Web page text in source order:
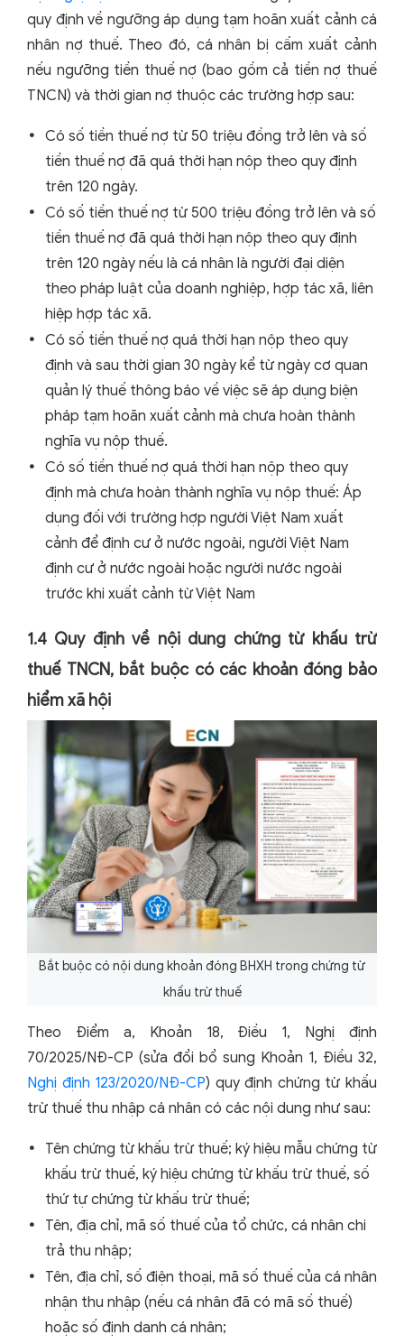
quy định về ngưỡng áp dụng tạm hoãn xuất cảnh cá
nhân nợ thuế. Theo đó, cá nhân bị cấm xuất cảnh
nếu ngưỡng tiền thuế nợ (bao gồm cả tiền nợ thuế
TNCN) và thời gian nợ thuộc các trường hợp sau:
Có số tiền thuế nợ từ 50 triệu đồng trở lên và số
tiền thuế nợ đã quá thời hạn nộp theo quy định
trên 120 ngày.
Có số tiền thuế nợ từ 500 triệu đồng trở lên và số
tiền thuế nợ đã quá thời hạn nộp theo quy định
trên 120 ngày nếu là cá nhân là người đại diện
theo pháp luật của doanh nghiệp, hợp tác xã, liên
hiệp hợp tác xã.
Có số tiền thuế nợ quá thời hạn nộp theo quy
định và sau thời gian 30 ngày kể từ ngày cơ quan
quản lý thuế thông báo về việc sẽ áp dụng biện
pháp tạm hoãn xuất cảnh mà chưa hoàn thành
nghĩa vụ nộp thuế.
Có số tiền thuế nợ quá thời hạn nộp theo quy
định mà chưa hoàn thành nghĩa vụ nộp thuế: Áp
dụng đối với trường hợp người Việt Nam xuất
cảnh để định cư ở nước ngoài, người Việt Nam
định cư ở nước ngoài hoặc người nước ngoài
trước khi xuất cảnh từ Việt Nam
1.4 Quy định về nội dung chứng từ khấu trừ
thuế TNCN, bắt buộc có các khoản đóng bảo
hiểm xã hội
Bắt buộc có nội dung khoản đóng BHXH trong chứng từ
khấu trừ thuế
Theo Điểm a, Khoản 18, Điều 1, Nghị định
70/2025/NĐ-CP (sửa đổi bổ sung Khoản 1, Điều 32,
Nghị định 123/2020/NĐ-CP) quy định chứng từ khấu
trừ thuế thu nhập cá nhân có các nội dung như sau:
Tên chứng từ khấu trừ thuế; ký hiệu mẫu chứng từ
khấu trừ thuế, ký hiệu chứng từ khấu trừ thuế, số
thứ tự chứng từ khấu trừ thuế;
Tên, địa chỉ, mã số thuế của tổ chức, cá nhân chi
trả thu nhập;
Tên, địa chỉ, số điện thoại, mã số thuế của cá nhân
nhận thu nhập (nếu cá nhân đã có mã số thuế)
hoặc số định danh cá nhân;